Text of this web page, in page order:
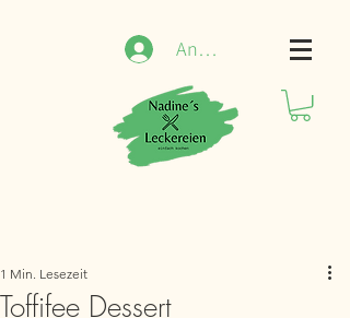
Anmelden
Toffifee Dessert
1 Min. Lesezeit